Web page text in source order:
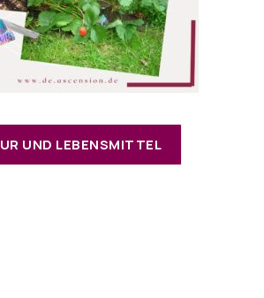
UND LEBENSMITTEL